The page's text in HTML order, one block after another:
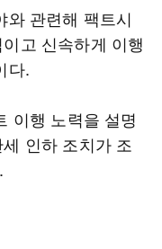
와 관련해 팩트시
고 신속하게 이행
다.
이행 노력을 설명
인하 조치가 조